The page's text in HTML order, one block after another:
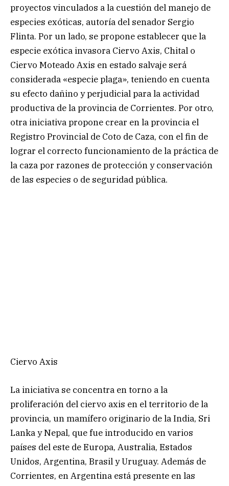
proyectos vinculados a la cuestión del manejo de
especies exóticas, autoría del senador Sergio
Flinta. Por un lado, se propone establecer que la
especie exótica invasora Ciervo Axis, Chital o
Ciervo Moteado Axis en estado salvaje será
considerada «especie plaga», teniendo en cuenta
su efecto dañino y perjudicial para la actividad
productiva de la provincia de Corrientes. Por otro,
otra iniciativa propone crear en la provincia el
Registro Provincial de Coto de Caza, con el fin de
lograr el correcto funcionamiento de la práctica de
la caza por razones de protección y conservación
de las especies o de seguridad pública.
Ciervo Axis
La iniciativa se concentra en torno a la
proliferación del ciervo axis en el territorio de la
provincia, un mamífero originario de la India, Sri
Lanka y Nepal, que fue introducido en varios
países del este de Europa, Australia, Estados
Unidos, Argentina, Brasil y Uruguay. Además de
Corrientes, en Argentina está presente en las